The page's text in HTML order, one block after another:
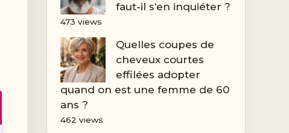
faut-il s’en inquiéter ?
473 views
Quelles coupes de
cheveux courtes
effilées adopter
quand on est une femme de 60
ans ?
462 views